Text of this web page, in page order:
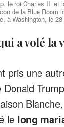
le roi Charles III et
de la Blue Room
à Washington, le
a volé la
pris une
le long